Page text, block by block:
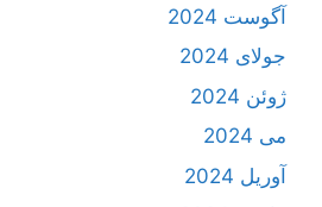
آگوست 2024
جولای 2024
ژوئن 2024
می 2024
آوریل 2024